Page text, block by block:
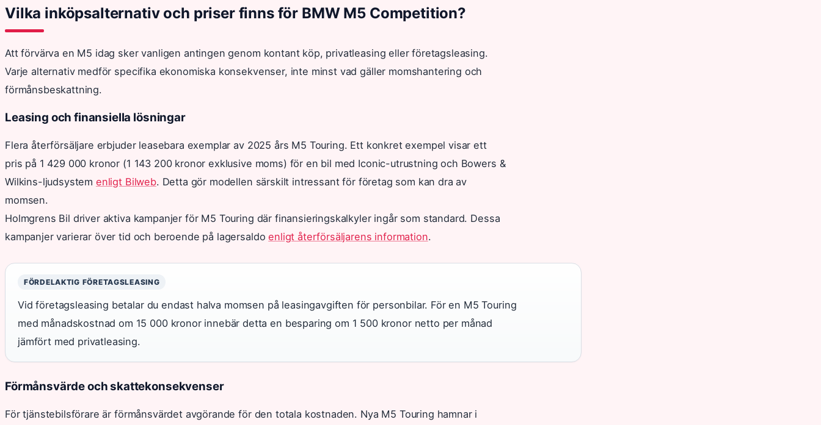
Vilka inköpsalternativ och priser finns för BMW M5 Competition?
Att förvärva en M5 idag sker vanligen antingen genom kontant köp, privatleasing eller företagsleasing.
Varje alternativ medför specifika ekonomiska konsekvenser, inte minst vad gäller momshantering och
förmånsbeskattning.
Leasing och finansiella lösningar
Flera återförsäljare erbjuder leasebara exemplar av 2025 års M5 Touring. Ett konkret exempel visar ett
pris på 1 429 000 kronor (1 143 200 kronor exklusive moms) för en bil med Iconic-utrustning och Bowers &
Wilkins-ljudsystem enligt Bilweb. Detta gör modellen särskilt intressant för företag som kan dra av
momsen.
Holmgrens Bil driver aktiva kampanjer för M5 Touring där finansieringskalkyler ingår som standard. Dessa
kampanjer varierar över tid och beroende på lagersaldoenligt återförsäljarens information.
FÖRDELAKTIG FÖRETAGSLEASING
Vid företagsleasing betalar du endast halva momsen på leasingavgiften för personbilar. För en M5 Touring
med månadskostnad om 15 000 kronor innebär detta en besparing om 1 500 kronor netto per månad
jämfört med privatleasing.
Förmånsvärde och skattekonsekvenser
För tjänstebilsförare är förmånsvärdet avgörande för den totala kostnaden. Nya M5 Touring hamnar i